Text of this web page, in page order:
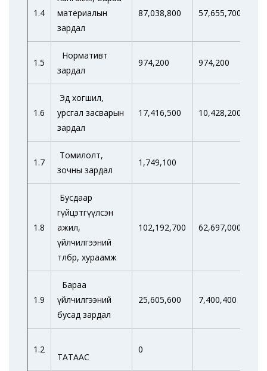
1.4
материалын
зардал
87,038,800 57,655,700
1.5
Нормативт
зардал
974,200 974,200
1.6
Эд хогшил,
урсгал засварын
зардал
17,416,500 10,428,200
1.7
Томилолт,
зочны зардал
1,749,100
1.8
Бусдаар
гүйцэтгүүлсэн
ажил,
үйлчилгээний
төлбөр, хураамж
102,192,700 62,697,000
1.9
Бараа
үйлчилгээний
бусад зардал
25,605,600 7,400,400
1.2
ТАТААС
0